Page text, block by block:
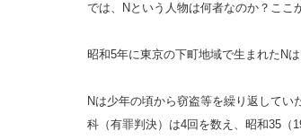
では、Nという人物は何者なのか？ここ
昭和5年に東京の下町地域で生まれたN
Nは少年の頃から窃盗等を繰り返して
科（有罪判決）は4回を数え、昭和35（